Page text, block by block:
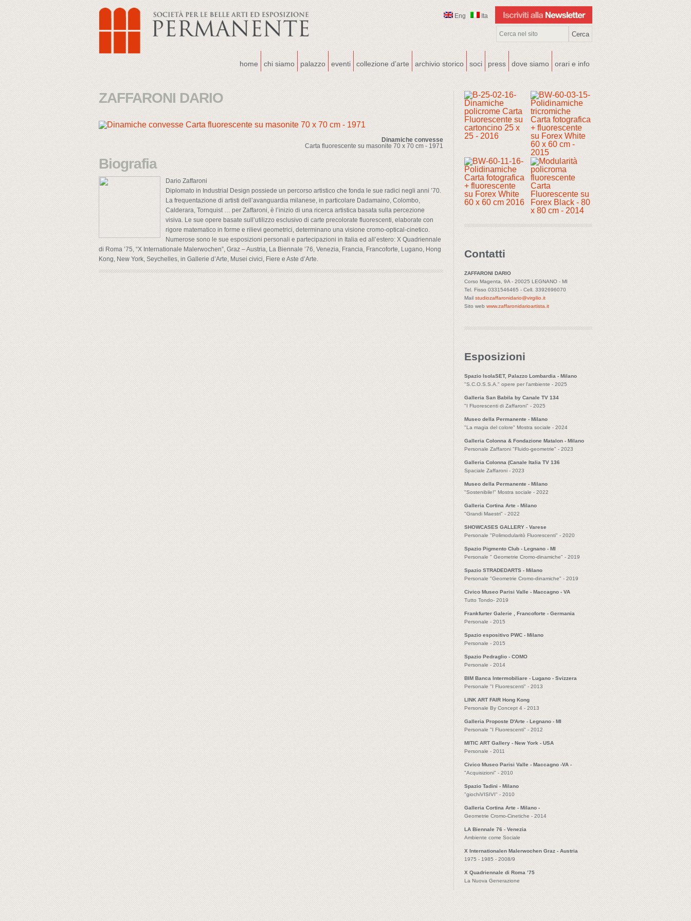
Eng Ita
home chi siamo palazzo eventi collezione d’arte archivio storico soci press dove siamo orari e info
ZAFFARONI DARIO
Dinamiche convesse
Carta fluorescente su masonite 70 x 70 cm - 1971
Biografia
Dario Zaffaroni
Diplomato in Industrial Design possiede un percorso artistico che fonda le sue radici negli anni ’70.
La frequentazione di artisti dell’avanguardia milanese, in particolare Dadamaino, Colombo,
Calderara, Tornquist … per Zaffaroni, è l’inizio di una ricerca artistica basata sulla percezione
visiva. Le sue opere basate sull’utilizzo esclusivo di carte precolorate fluorescenti, elaborate con
rigore matematico in forme e rilievi geometrici, determinano una visione cromo-optical-cinetico.
Numerose sono le sue esposizioni personali e partecipazioni in Italia ed all’estero: X Quadriennale
di Roma ’75, “X Internationale Malerwochen”, Graz – Austria, La Biennale ’76, Venezia, Francia, Francoforte, Lugano, Hong
Kong, New York, Seychelles, in Gallerie d’Arte, Musei civici, Fiere e Aste d’Arte.
Contatti
ZAFFARONI DARIO
Corso Magenta, 9A - 20025 LEGNANO - MI
Tel. Fisso 0331546465 - Cell. 3392696070
Mail studiozaffaronidario@virgilio.it
Sito web www.zaffaronidarioartista.it
Esposizioni
Spazio IsolaSET, Palazzo Lombardia - Milano
"S.C.O.S.S.A." opere per l'ambiente - 2025
Galleria San Babila by Canale TV 134
"I Fluorescenti di Zaffaroni" - 2025
Museo della Permanente - Milano
"La magia del colore" Mostra sociale - 2024
Galleria Colonna & Fondazione Matalon - Milano
Personale Zaffaroni "Fluido-geometrie" - 2023
Galleria Colonna (Canale Italia TV 136
Spaciale Zaffaroni - 2023
Museo della Permanente - Milano
"Sostenibile!" Mostra sociale - 2022
Galleria Cortina Arte - Milano
"Grandi Maestri" - 2022
SHOWCASES GALLERY - Varese
Personale "Polimodularitò Fluorescenti" - 2020
Spazio Pigmento Club - Legnano - MI
Personale " Geometrie Cromo-dinamiche" - 2019
Spazio STRADEDARTS - Milano
Personale "Geometrie Cromo-dinamiche" - 2019
Civico Museo Parisi Valle - Maccagno - VA
Tutto Tondo- 2019
Frankfurter Galerie , Francoforte - Germania
Personale - 2015
Spazio espositivo PWC - Milano
Personale - 2015
Spazio Pedraglio - COMO
Personale - 2014
BIM Banca Intermobiliare - Lugano - Svizzera
Personale "I Fluorescenti" - 2013
LINK ART FAIR Hong Kong
Personale By Concept 4 - 2013
Galleria Proposte D'Arte - Legnano - MI
Personale "I Fluorescenti" - 2012
MITIC ART Gallery - New York - USA
Personale - 2011
Civico Museo Parisi Valle - Maccagno -VA -
"Acquisizioni" - 2010
Spazio Tadini - Milano
"giochiVISIVI" - 2010
Galleria Cortina Arte - Milano -
Geometrie Cromo-Cinetiche - 2014
LA Biennale 76 - Venezia
Ambiente come Sociale
X Internationalen Malerwochen Graz - Austria
1975 - 1985 - 2008/9
X Quadriennale di Roma ’75
La Nuova Generazione